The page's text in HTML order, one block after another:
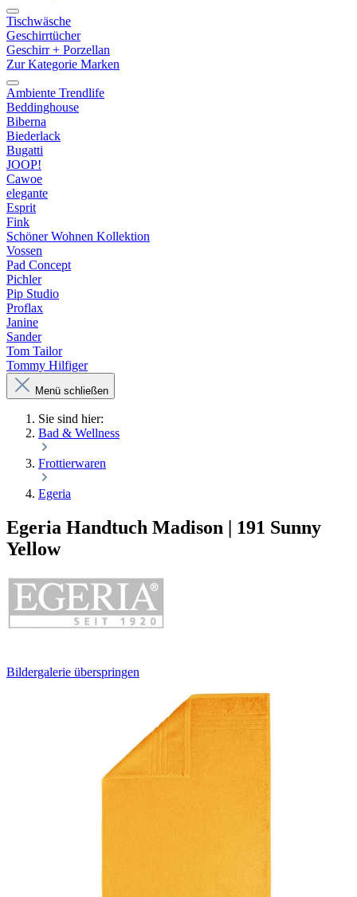
Tischwäsche
Geschirrtücher
Geschirr + Porzellan
Zur Kategorie Marken
Ambiente Trendlife
Beddinghouse
Biberna
Biederlack
Bugatti
JOOP!
Cawoe
elegante
Esprit
Fink
Schöner Wohnen Kollektion
Vossen
Pad Concept
Pichler
Pip Studio
Proflax
Janine
Sander
Tom Tailor
Tommy Hilfiger
Menü schließen
Sie sind hier:
Bad & Wellness
Frottierwaren
Egeria
Egeria Handtuch Madison | 191 Sunny
Yellow
Bildergalerie überspringen